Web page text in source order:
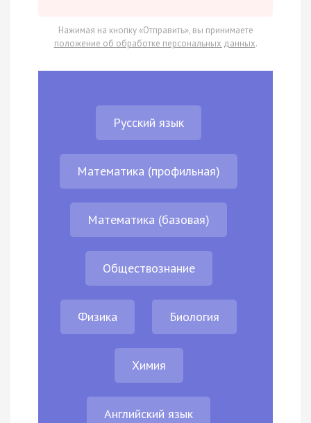
Нажимая на кнопку «Отправить», вы принимаете
положение об обработке персональных данных.
Русский язык
Математика (профильная)
Математика (базовая)
Обществознание
Физика Биология
Химия
Английский язык